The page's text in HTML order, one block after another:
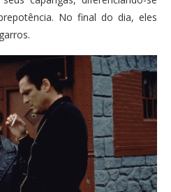
No final do dia, eles